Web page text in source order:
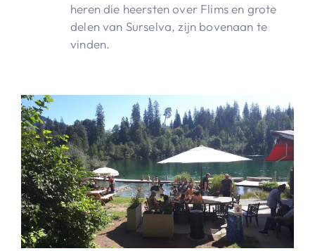
heren die heersten over Flims en grote
delen van Surselva, zijn bovenaan te
vinden.